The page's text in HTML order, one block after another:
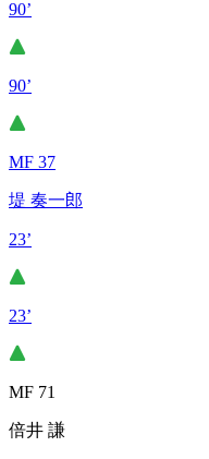
90’
90’
MF 37
堤 奏一郎
23’
23’
MF 71
倍井 謙